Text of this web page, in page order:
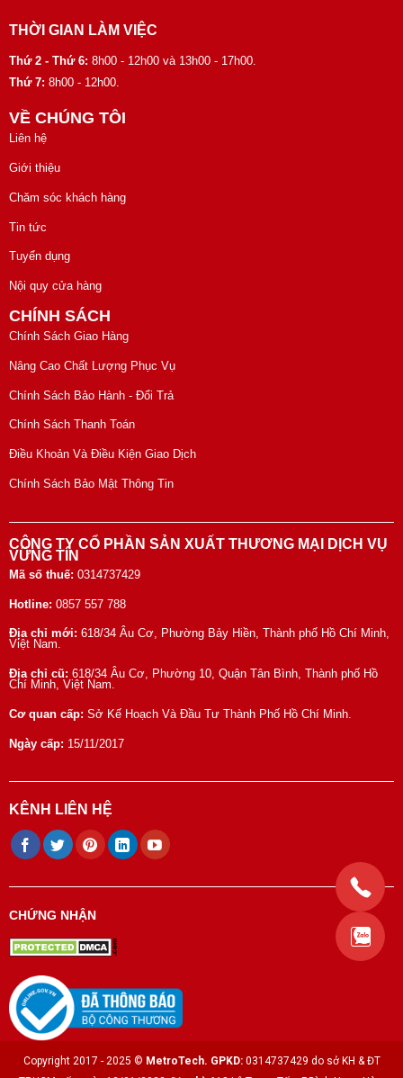
THỜI GIAN LÀM VIỆC
Thứ 2 - Thứ 6: 8h00 - 12h00 và 13h00 - 17h00.
Thứ 7: 8h00 - 12h00.
VỀ CHÚNG TÔI
Liên hệ
Giới thiệu
Chăm sóc khách hàng
Tin tức
Tuyển dụng
Nội quy cửa hàng
CHÍNH SÁCH
Chính Sách Giao Hàng
Nâng Cao Chất Lượng Phục Vụ
Chính Sách Bảo Hành - Đổi Trả
Chính Sách Thanh Toán
Điều Khoản Và Điều Kiện Giao Dịch
Chính Sách Bảo Mật Thông Tin
CÔNG TY CỔ PHẦN SẢN XUẤT THƯƠNG MẠI DỊCH VỤ
VỮNG TÍN
Mã số thuế: 0314737429
Hotline: 0857 557 788
Địa chỉ mới: 618/34 Âu Cơ, Phường Bảy Hiền, Thành phố Hồ Chí Minh,
Việt Nam.
Địa chỉ cũ: 618/34 Âu Cơ, Phường 10, Quận Tân Bình, Thành phố Hồ
Chí Minh, Việt Nam.
Cơ quan cấp: Sở Kế Hoạch Và Đầu Tư Thành Phố Hồ Chí Minh.
Ngày cấp: 15/11/2017
KÊNH LIÊN HỆ
CHỨNG NHẬN
Copyright 2017 - 2025 © MetroTech. GPKD:0314737429 do sở KH & ĐT